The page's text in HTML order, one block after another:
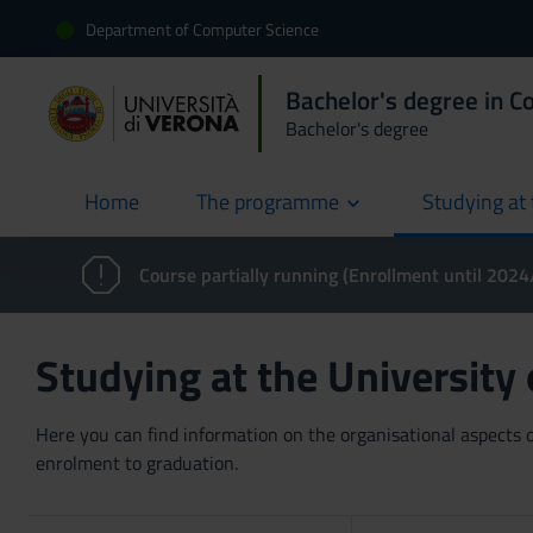
Department of Computer Science
Bachelor's degree in
Bachelor's degree
Home
current The programme Studying
Course partially running (Enrollment until
Studying at the University
Here you can find information on the organisational
enrolment to graduation.